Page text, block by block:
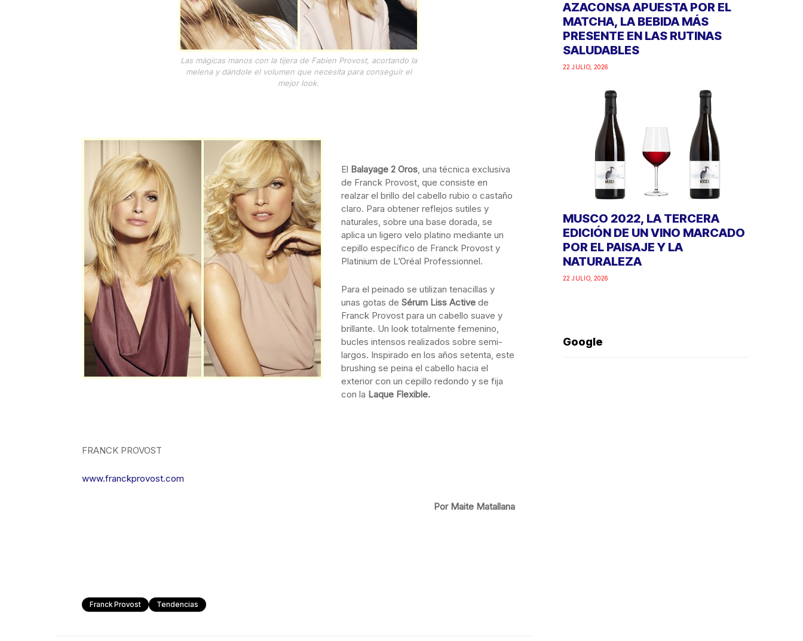
Las mágicas manos con la tijera de Fabien Provost, acortando la
melena y dándole el volumen que necesita para conseguir el
mejor look.
El Balayage 2 Oros, una técnica exclusiva
de Franck Provost, que consiste en
realzar el brillo del cabello rubio o castaño
claro. Para obtener reflejos sutiles y
naturales, sobre una base dorada, se
aplica un ligero velo platino mediante un
cepillo específico de Franck Provost y
Platinium de L’Oréal Professionnel.
Para el peinado se utilizan tenacillas y
unas gotas de Sérum Liss Active de
Franck Provost para un cabello suave y
brillante. Un look totalmente femenino,
bucles intensos realizados sobre semi-
largos. Inspirado en los años setenta, este
brushing se peina el cabello hacia el
exterior con un cepillo redondo y se fija
con la Laque Flexible.
FRANCK PROVOST
www.franckprovost.com
Por Maite Matallana
Franck Provost Tendencias
AZACONSA APUESTA POR EL
MATCHA, LA BEBIDA MÁS
PRESENTE EN LAS RUTINAS
SALUDABLES
22 JULIO, 2026
MUSCO 2022, LA TERCERA
EDICIÓN DE UN VINO MARCADO
POR EL PAISAJE Y LA
NATURALEZA
22 JULIO, 2026
Google